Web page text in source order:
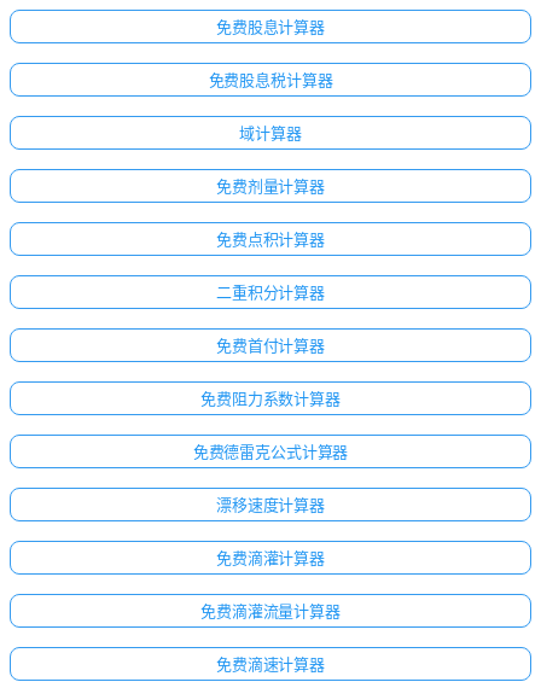
登
免费股息计算器
免费股息税计算器
域计算器
免费剂量计算器
免费点积计算器
二重积分计算器
免费首付计算器
免费阻力系数计算器
免费德雷克公式计算器
漂移速度计算器
免费滴灌计算器
免费滴灌流量计算器
免费滴速计算器